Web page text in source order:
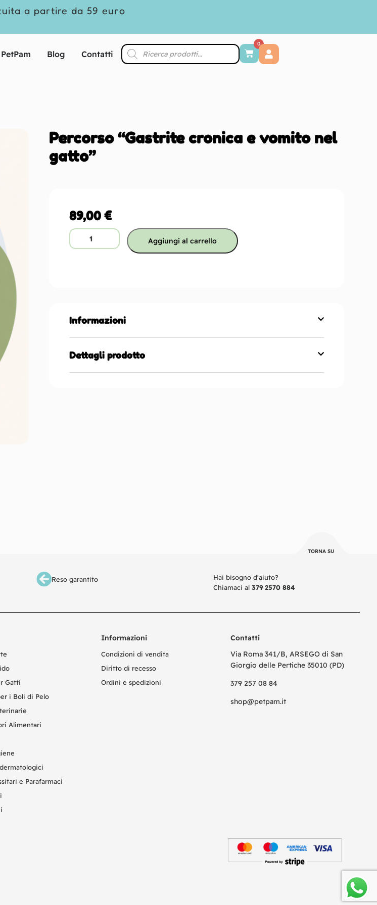
a partire da 59 euro
PetPam Blog Contatti
0
Percorso “Gastrite cronica e vomito nel
gatto”
89,00€
Aggiungi al carrello
Informazioni
Dettagli prodotto
TORNA SU
Reso garantito
Hai bisogno d'aiuto?
Chiamaci al 379 2570 884
Gatti
i Boli di Pelo
Alimentari
e Parafarmaci
Informazioni
Condizioni di vendita
Diritto di recesso
Ordini e spedizioni
Contatti
Via Roma 341/B, ARSEGO di San
Giorgio delle Pertiche 35010 (PD)
379 257 08 84
shop@petpam.it